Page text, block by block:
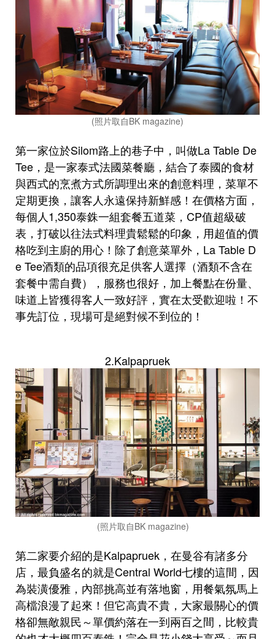
(照片取自BK magazine)
第一家位於Silom路上的巷子中，叫做La Table De
Tee，是一家泰式法國菜餐廳，結合了泰國的食材
與西式的烹煮方式所調理出來的創意料理，菜單不
定期更換，讓客人永遠保持新鮮感！在價格方面，
每個人1,350泰銖一組套餐五道菜，CP值超級破
表，打破以往法式料理貴鬆鬆的印象，用超值的價
格吃到主廚的用心！除了創意菜單外，La Table D
e Tee酒類的品項很充足供客人選擇（酒類不含在
套餐中需自費），服務也很好，加上餐點在份量、
味道上皆獲得客人一致好評，實在太受歡迎啦！不
事先訂位，現場可是絕對候不到位的！
2.Kalpapruek
(照片取自BK magazine)
第二家要介紹的是Kalpapruek，在曼谷有諸多分
店，最負盛名的就是Central World七樓的這間，因
為裝潢優雅，內部挑高並有落地窗，用餐氣氛馬上
高檔浪漫了起來！但它高貴不貴，大家最關心的價
格卻無敵親民～單價約落在一到兩百之間，比較貴